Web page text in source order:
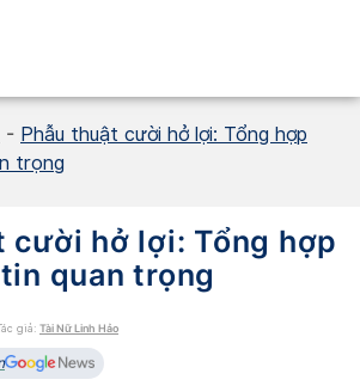
- Phẫu thuật cười hở lợi: Tổng hợp
trọng
cười hở lợi: Tổng hợp
quan trọng
giả: Tài Nữ Linh Hảo